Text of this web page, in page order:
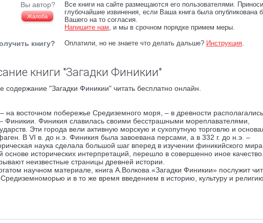
Вы автор?
Жалоба
Все книги на сайте размещаются его пользователями.
глубочайшие извинения, если Ваша книга была опубликована
Вашего на то согласия.
Напишите нам, и мы в срочном порядке примем меры.
книгу? Оплатили, но не знаете что делать дальше? Инструкция.
книги "Загадки Финикии"
содержание "Загадки Финикии" читать бесплатно онлайн.
на восточном побережье Средиземного моря, – в древности
Финикии. Финикия славилась своими бесстрашными мореплавателями,
Эти города вели активную морскую и сухопутную торговлю и
В VI в. до н.э. Финикия была завоевана персами, а в 332 г. до н.э. –
наука сделала большой шаг вперед в изучении финикийского мира.
основе исторических интерпретаций, перешло в совершенно иное
неизвестные страницы древней истории.
научном материале, книга А.Волкова «Загадки Финикии» послужит
и в то же время введением в историю, культуру и